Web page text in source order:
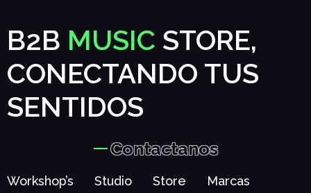
B2B MUSIC STORE,
CONECTANDO TUS
SENTIDOS
Contactanos
Workshop’s Studio Store
Marcas